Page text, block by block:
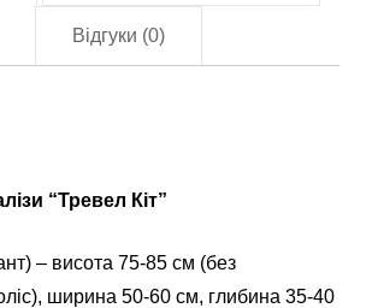
Відгуки (0)
“Тревел Кіт”
– висота 75-85 см (без
ширина 50-60 см, глибина 35-40